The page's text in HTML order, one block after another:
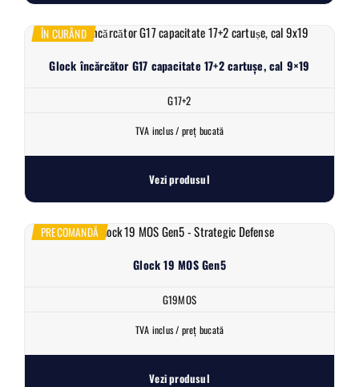
Glock încărcător G17 capacitate 17+2 cartușe, cal 9×19
G17+2
ÎN CURÂND
TVA inclus / preț bucată
Vezi produsul
Glock 19 MOS Gen5
G19MOS
PRECOMANDĂ
TVA inclus / preț bucată
Vezi produsul